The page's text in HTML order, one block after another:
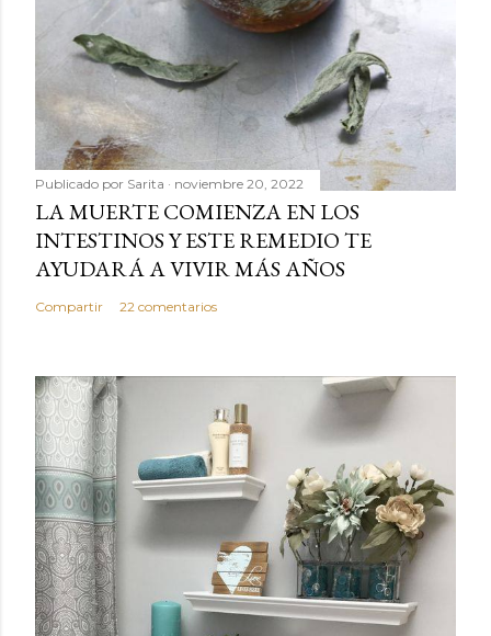
Publicado por Sarita noviembre 20, 2022
LA MUERTE COMIENZA EN LOS
INTESTINOS Y ESTE REMEDIO TE
AYUDARÁ A VIVIR MÁS AÑOS
Compartir 22 comentarios